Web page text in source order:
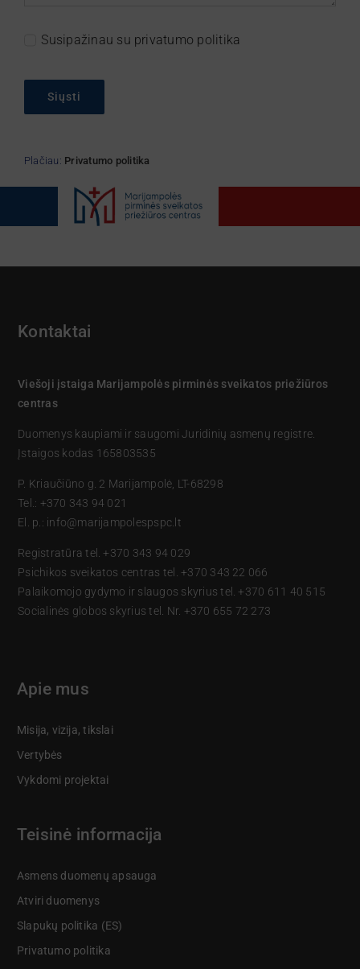
Susipažinau su privatumo politika
Siųsti
Plačiau: Privatumo politika
Kontaktai
Viešoji įstaiga Marijampolės pirminės sveikatos priežiūros
centras
Duomenys kaupiami ir saugomi Juridinių asmenų registre.
Įstaigos kodas 165803535
P. Kriaučiūno g. 2 Marijampolė, LT-68298
Tel.: +370 343 94 021
El. p.: info@marijampolespspc.lt
Registratūra tel. +370 343 94 029
Psichikos sveikatos centras tel. +370 343 22 066
Palaikomojo gydymo ir slaugos skyrius tel. +370 611 40 515
Socialinės globos skyrius tel. Nr. +370 655 72 273
Apie mus
Misija, vizija, tikslai
Vertybės
Vykdomi projektai
Teisinė informacija
Asmens duomenų apsauga
Atviri duomenys
Slapukų politika (ES)
Privatumo politika